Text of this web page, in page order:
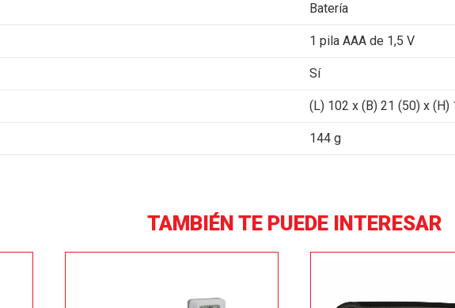
Batería
1 pila AAA de 1,5 V
Sí
(L) 102 x (B) 21 (50) x (H)
144 g
TAMBIÉN TE PUEDE INTERESAR